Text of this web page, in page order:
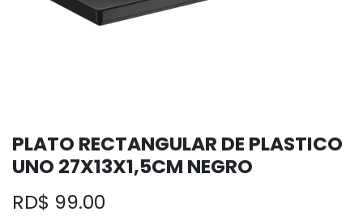
PLATO RECTANGULAR DE PLASTICO
UNO 27X13X1,5CM NEGRO
RD$ 99.00